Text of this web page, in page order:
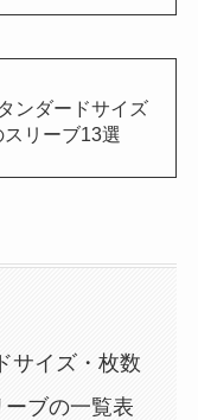
ンダードサイズ
リーブ13選
サイズ・枚数
ブの一覧表